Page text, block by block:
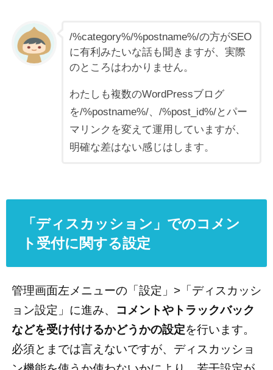
/%category%/%postname%/の方がSEO
に有利みたいな話も聞きますが、実際
のところはわかりません。
わたしも複数のWordPressブログ
を/%postname%/、/%post_id%/とパー
マリンクを変えて運用していますが、
明確な差はない感じはします。
「ディスカッション」でのコメン
ト受付に関する設定
管理画面左メニューの「設定」>「ディスカッシ
ョン設定」に進み、
コメントやトラックバック
などを受け付けるかどうかの設定を行います。
必須とまでは言えないですが、ディスカッショ